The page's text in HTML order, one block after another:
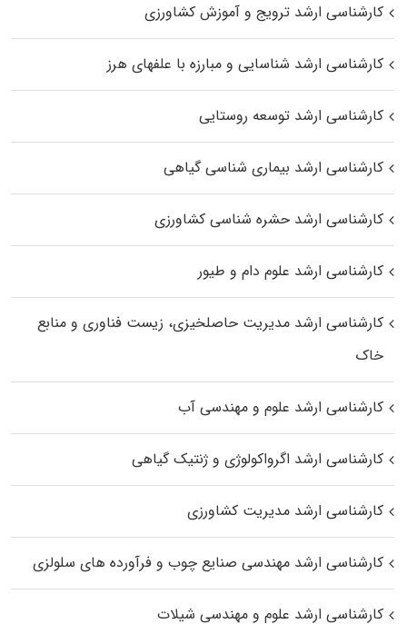
کارشناسی ارشد ترویج و آموزش کشاورزی
کارشناسی ارشد شناسایی و مبارزه با علفهای هرز
کارشناسی ارشد توسعه روستایی
کارشناسی ارشد بیماری‌ شناسی گیاهی
کارشناسی ارشد حشره‌ شناسی کشاورزی
کارشناسی ارشد علوم دام و طیور
کارشناسی ارشد مدیریت حاصلخیزی، زیست فناوری و منابع
خاک
کارشناسی ارشد علوم و مهندسی آب
کارشناسی ارشد اگرواکولوژی و ژنتیک گیاهی
کارشناسی ارشد مدیریت کشاورزی
کارشناسی ارشد مهندسی صنایع چوب و فرآورده‌ های سلولزی
کارشناسی ارشد علوم و مهندسی شیلات